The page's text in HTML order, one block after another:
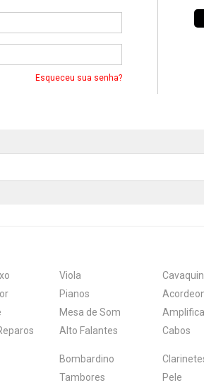
Teclado Fone de Ouvido
Projetores de vídeo
Alto Falantes
Cabos
Antena
Esqueceu sua senha?
Viola
Pianos
Mesa de Som
Alto Falantes Cabos
Bombardino
Tambores
Pele